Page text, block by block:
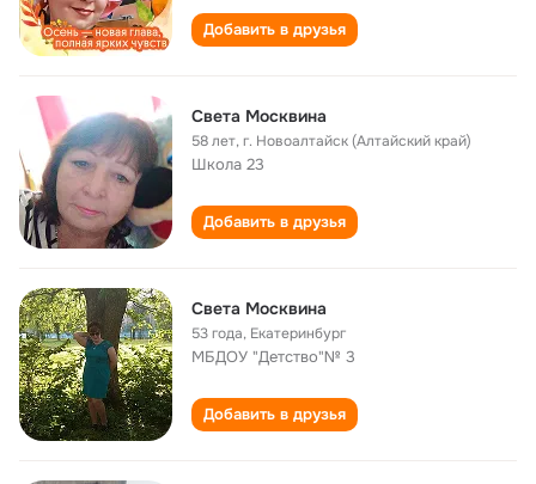
Добавить в друзья
Света Москвина
58 лет,г. Новоалтайск (Алтайский край)
Школа 23
Добавить в друзья
Света Москвина
53 года, Екатеринбург
МБДОУ "Детство"№ 3
Добавить в друзья